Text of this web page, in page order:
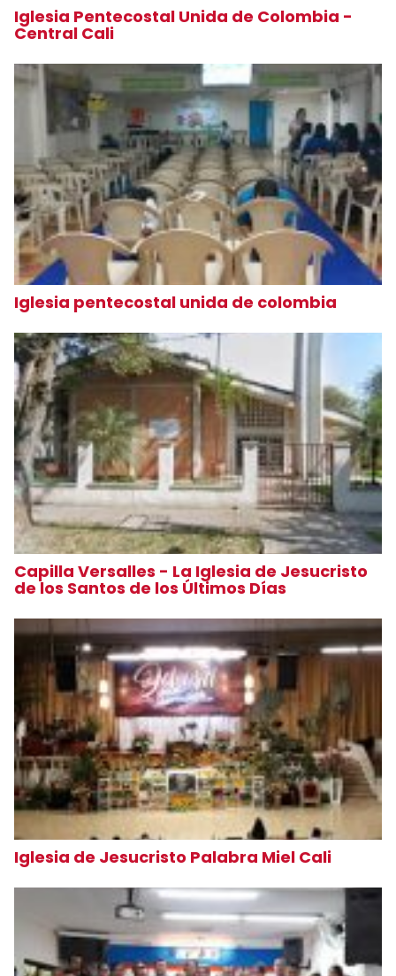
Iglesia Pentecostal Unida de Colombia -
Central Cali
Iglesia pentecostal unida de colombia
Capilla Versalles - La Iglesia de Jesucristo
de los Santos de los Últimos Días
Iglesia de Jesucristo Palabra Miel Cali